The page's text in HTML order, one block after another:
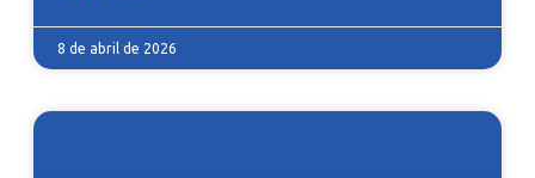
8 de abril de 2026